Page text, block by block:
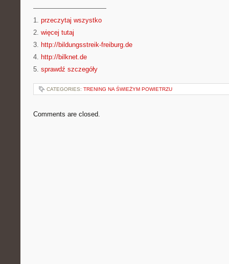
———————————
1. przeczytaj wszystko
2. więcej tutaj
3. http://bildungsstreik-freiburg.de
4. http://bilknet.de
5. sprawdź szczegóły
CATEGORIES: TRENING NA ŚWIEŻYM POWIETRZU
Comments are closed.